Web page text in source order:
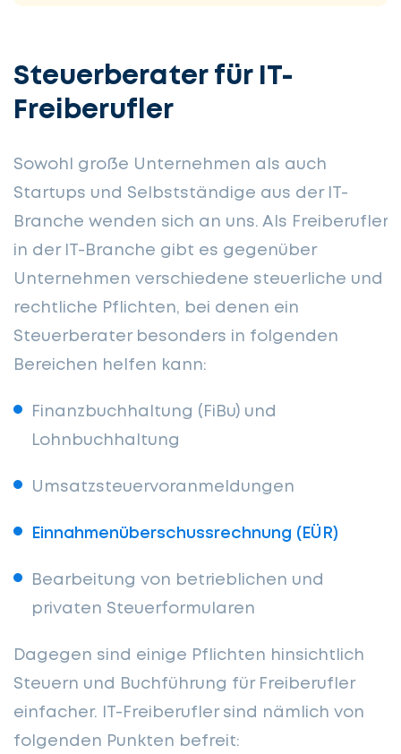
Steuerberater für IT-
Freiberufler
Sowohl große Unternehmen als auch
Startups und Selbstständige aus der IT-
Branche wenden sich an uns. Als Freiberufler
in der IT-Branche gibt es gegenüber
Unternehmen verschiedene steuerliche und
rechtliche Pflichten, bei denen ein
Steuerberater besonders in folgenden
Bereichen helfen kann:
Finanzbuchhaltung (FiBu) und
Lohnbuchhaltung
Umsatzsteuervoranmeldungen
Einnahmenüberschussrechnung (EÜR)
Bearbeitung von betrieblichen und
privaten Steuerformularen
Dagegen sind einige Pflichten hinsichtlich
Steuern und Buchführung für Freiberufler
einfacher. IT-Freiberufler sind nämlich von
folgenden Punkten befreit: